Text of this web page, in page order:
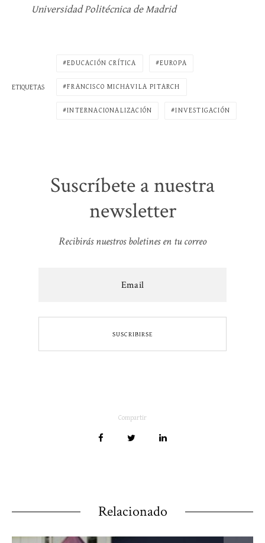
Universidad Politécnica de Madrid
ETIQUETAS
EDUCACIÓN CRÍTICA EUROPA
FRANCISCO MICHAVILA PITARCH
INTERNACIONALIZACIÓN INVESTIGACIÓN
Suscríbete a nuestra
newsletter
Recibirás nuestros boletines en tu correo
Compartir
Relacionado